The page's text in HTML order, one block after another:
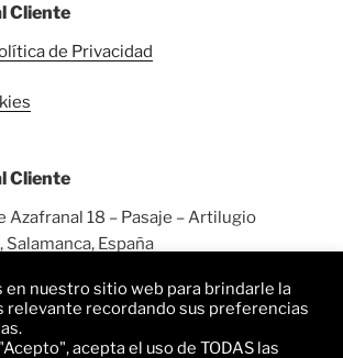
Cliente
de Privacidad
Cliente
Azafranal 18 – Pasaje – Artilugio
España
477 / 691 689 754
en nuestro sitio web para brindarle la
relevante recordando sus preferencias
acepta el uso de TODAS las